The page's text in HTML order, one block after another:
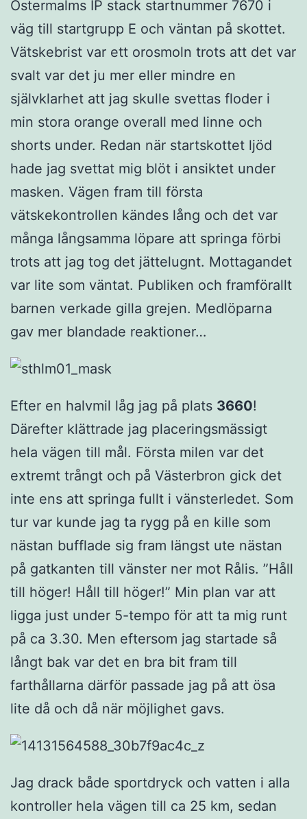
Östermalms IP stack startnummer 7670 i
väg till startgrupp E och väntan på skottet.
Vätskebrist var ett orosmoln trots att det var
svalt var det ju mer eller mindre en
självklarhet att jag skulle svettas floder i
min stora orange overall med linne och
shorts under. Redan när startskottet ljöd
hade jag svettat mig blöt i ansiktet under
masken. Vägen fram till första
vätskekontrollen kändes lång och det var
många långsamma löpare att springa förbi
trots att jag tog det jättelugnt. Mottagandet
var lite som väntat. Publiken och framförallt
barnen verkade gilla grejen. Medlöparna
gav mer blandade reaktioner…
Efter en halvmil låg jag på plats 3660!
Därefter klättrade jag placeringsmässigt
hela vägen till mål. Första milen var det
extremt trångt och på Västerbron gick det
inte ens att springa fullt i vänsterledet. Som
tur var kunde jag ta rygg på en kille som
nästan bufflade sig fram längst ute nästan
på gatkanten till vänster ner mot Rålis. ”Håll
till höger! Håll till höger!” Min plan var att
ligga just under 5-tempo för att ta mig runt
på ca 3.30. Men eftersom jag startade så
långt bak var det en bra bit fram till
farthållarna därför passade jag på att ösa
lite då och då när möjlighet gavs.
Jag drack både sportdryck och vatten i alla
kontroller hela vägen till ca 25 km, sedan